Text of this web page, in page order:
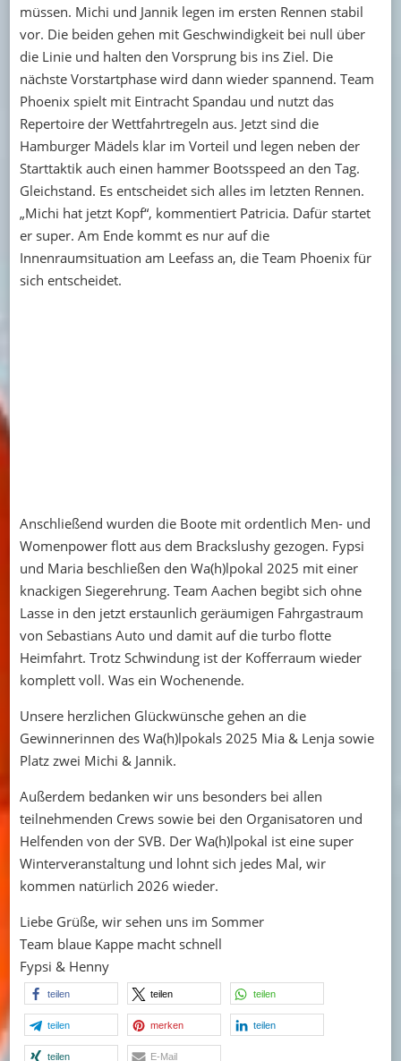
müssen. Michi und Jannik legen im ersten Rennen stabil
vor. Die beiden gehen mit Geschwindigkeit bei null über
die Linie und halten den Vorsprung bis ins Ziel. Die
nächste Vorstartphase wird dann wieder spannend. Team
Phoenix spielt mit Eintracht Spandau und nutzt das
Repertoire der Wettfahrtregeln aus. Jetzt sind die
Hamburger Mädels klar im Vorteil und legen neben der
Starttaktik auch einen hammer Bootsspeed an den Tag.
Gleichstand. Es entscheidet sich alles im letzten Rennen.
„Michi hat jetzt Kopf“, kommentiert Patricia. Dafür startet
er super. Am Ende kommt es nur auf die
Innenraumsituation am Leefass an, die Team Phoenix für
sich entscheidet.
Anschließend wurden die Boote mit ordentlich Men- und
Womenpower flott aus dem Brackslushy gezogen. Fypsi
und Maria beschließen den Wa(h)lpokal 2025 mit einer
knackigen Siegerehrung. Team Aachen begibt sich ohne
Lasse in den jetzt erstaunlich geräumigen Fahrgastraum
von Sebastians Auto und damit auf die turbo flotte
Heimfahrt. Trotz Schwindung ist der Kofferraum wieder
komplett voll. Was ein Wochenende.
Unsere herzlichen Glückwünsche gehen an die
Gewinnerinnen des Wa(h)lpokals 2025 Mia & Lenja sowie
Platz zwei Michi & Jannik.
Außerdem bedanken wir uns besonders bei allen
teilnehmenden Crews sowie bei den Organisatoren und
Helfenden von der SVB. Der Wa(h)lpokal ist eine super
Winterveranstaltung und lohnt sich jedes Mal, wir
kommen natürlich 2026 wieder.
Liebe Grüße, wir sehen uns im Sommer
Team blaue Kappe macht schnell
Fypsi & Henny
teilen teilen teilen
teilen merken teilen
teilen E-Mail